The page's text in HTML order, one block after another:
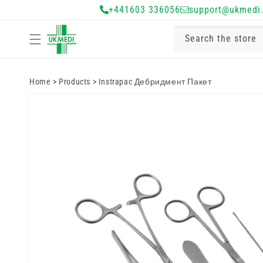
съдържанието
+441603 336056
Search the store
Home > Products > Instrapac Дебридмент Пакет